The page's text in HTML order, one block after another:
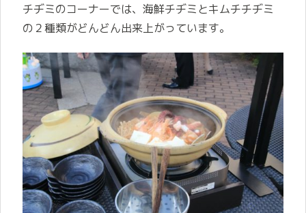
チヂミのコーナーでは、海鮮チヂミとキムチチヂミ
の２種類がどんどん出来上がっています。